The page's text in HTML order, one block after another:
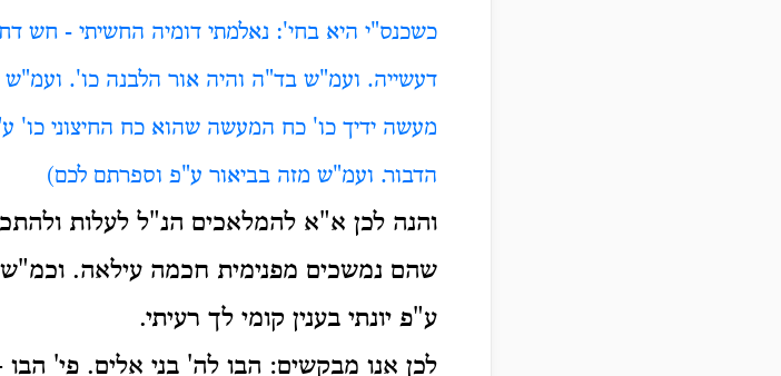
כשכנס"י היא בחי': נאלמתי דומיה החשיתי - חש
דעשייה. ועמ"ש בד"ה והיה אור הלבנה כו'.
מעשה ידיך כו' כח המעשה שהוא כח החיצוני כו'
הדבור. ועמ"ש מזה בביאור ע"פ וספרתם לכם)
והנה לכן א"א להמלאכים הנ"ל לעלות
שהם נמשכים מפנימית חכמה עילאה.
ע"פ יונתי בענין קומי לך רעיתי.
לכן אנו מבקשים: הבו לה' בני אלים. פי' הבו